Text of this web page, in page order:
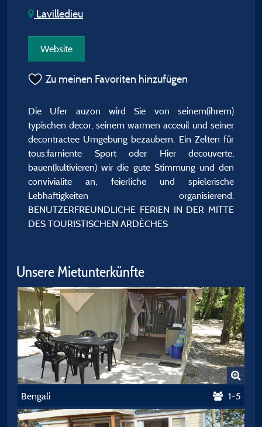
Lavilledieu
Website
Zu meinen Favoriten hinzufügen
Die Ufer auzon wird Sie von seinem(ihrem)
typischen decor, seinem warmen acceuil und seiner
decontractee Umgebung bezaubern. Ein Zelten für
tous:farniente Sport oder Hier decouverte,
bauen(kultivieren) wir die gute Stimmung und den
convivialite an, feierliche und spielerische
Lebhaftigkeiten organisierend.
BENUTZERFREUNDLICHE FERIEN IN DER MITTE
DES TOURISTISCHEN ARDÈCHES
Unsere Mietunterkünfte
Bengali 1-5